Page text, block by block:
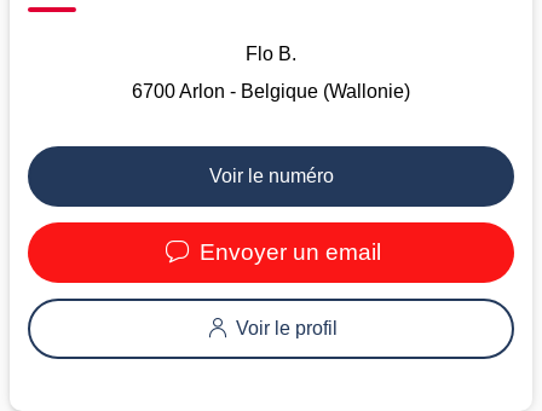
Flo B.
6700 Arlon - Belgique (Wallonie)
Voir le numéro
Envoyer un email
Voir le profil